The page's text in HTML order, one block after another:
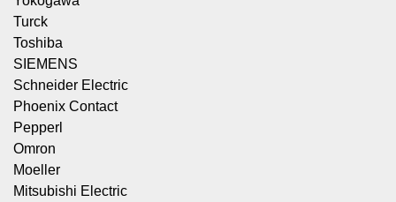
Turck
Toshiba
SIEMENS
Schneider Electric
Phoenix Contact
Pepperl
Omron
Moeller
Mitsubishi Electric